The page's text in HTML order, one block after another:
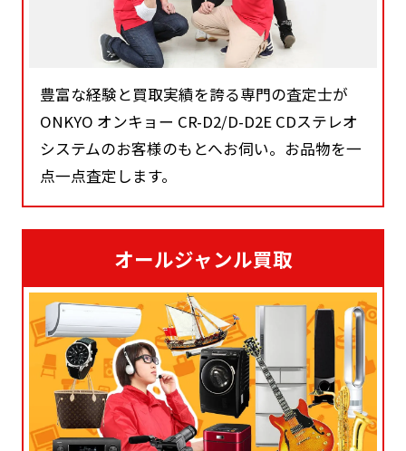
豊富な経験と買取実績を誇る専門の査定士が
ONKYO オンキョー CR-D2/D-D2E CDステレオ
システムのお客様のもとへお伺い。お品物を一
点一点査定します。
オールジャンル買取